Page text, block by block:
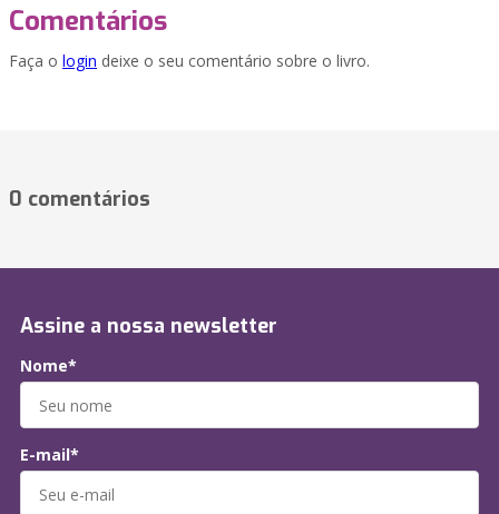
Comentários
Faça o login deixe o seu comentário sobre o livro.
0 comentários
Assine a nossa newsletter
Nome*
E-mail*